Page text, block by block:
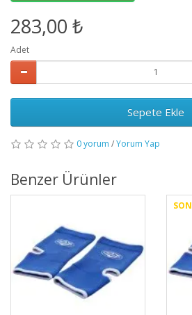
283,00 ₺
Adet
Sepete Ekle
0 yorum /Yorum Yap
Benzer Ürünler
SON